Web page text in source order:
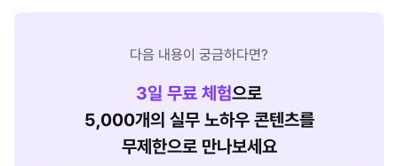
다음 내용이 궁금하다면?
3일 무료 체험으로
5,000개의 실무 노하우 콘텐츠를
무제한으로 만나보세요